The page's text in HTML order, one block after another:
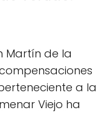
Martín de la
a la
Viejo ha